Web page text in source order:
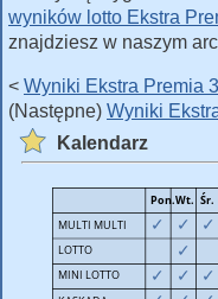
wyników lotto Ekstra
znajdziesz w naszym
< Wyniki Ekstra Premia
(Następne) Wyniki
Kalendarz